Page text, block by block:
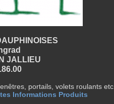
JALLIEU
portails, volets roulants etc.
Informations Produits